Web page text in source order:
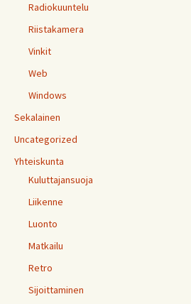
Radiokuuntelu
Riistakamera
Vinkit
Web
Windows
Sekalainen
Uncategorized
Yhteiskunta
Kuluttajansuoja
Liikenne
Luonto
Matkailu
Retro
Sijoittaminen